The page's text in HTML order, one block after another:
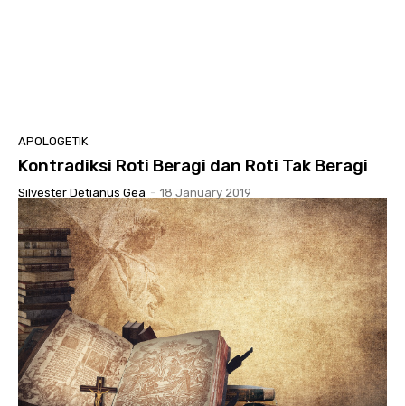
APOLOGETIK
Kontradiksi Roti Beragi dan Roti Tak Beragi
Silvester Detianus Gea - 18 January 2019